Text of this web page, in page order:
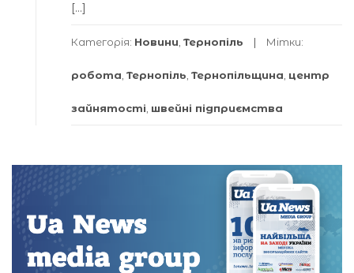
[…]
Категорія: Новини, Тернопіль Мітки:
робота, Тернопіль, Тернопільщина, центр
зайнятості, швейні підприємства